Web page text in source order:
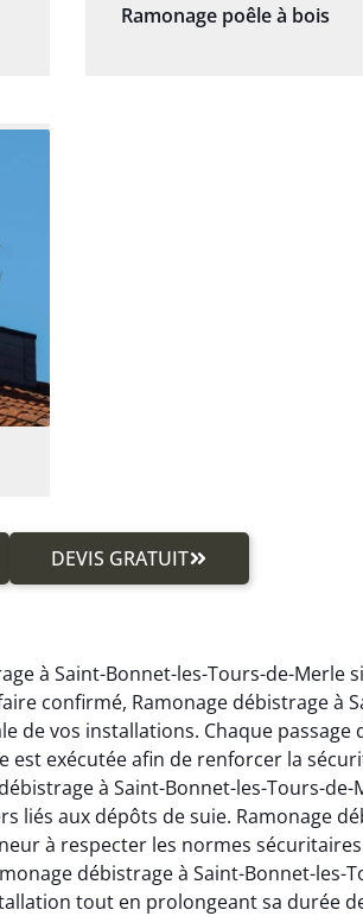
Ramonage poêle à bois
DEVIS GRATUIT
à Saint-Bonnet-les-Tours-de-Merle
confirmé, Ramonage débistrage à
de vos installations. Chaque passage
est exécutée afin de renforcer la
à Saint-Bonnet-les-Tours-
liés aux dépôts de suie. Ramonage
à respecter les normes
débistrage à Saint-Bonnet-
tout en prolongeant sa durée